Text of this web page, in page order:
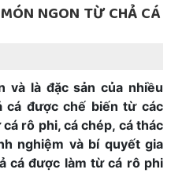
NGON TỪ CHẢ CÁ
và là đặc sản của nhiều
cá được chế biến từ các
rô phi, cá chép, cá thác
nghiệm và bí quyết gia
cá được làm từ cá rô phi